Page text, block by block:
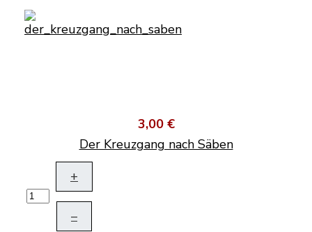
3,00 €
Der Kreuzgang nach Säben
+
–